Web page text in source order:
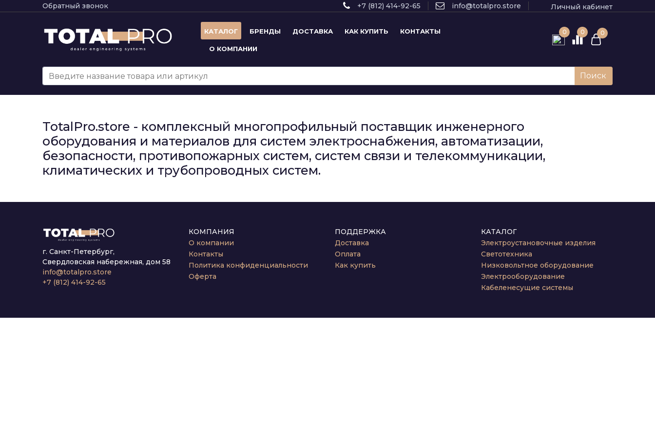
Обратный звонок +7 (812) 414-92-65 info@totalpro.store Личный кабинет
КАТАЛОГ БРЕНДЫ ДОСТАВКА КАК КУПИТЬ КОНТАКТЫ
О КОМПАНИИ
0 0 0
Поиск
TotalPro.store - комплексный многопрофильный поставщик инженерного
оборудования и материалов для систем электроснабжения, автоматизации,
безопасности, противопожарных систем, систем связи и телекоммуникации,
климатических и трубопроводных систем.
г. Санкт-Петербург,
Свердловская набережная, дом 58
info@totalpro.store
+7 (812) 414-92-65
КОМПАНИЯ
О компании
Контакты
Политика конфиденциальности
Оферта
ПОДДЕРЖКА
Доставка
Оплата
Как купить
КАТАЛОГ
Электроустановочные изделия
Светотехника
Низковольтное оборудование
Электрооборудование
Кабеленесущие системы